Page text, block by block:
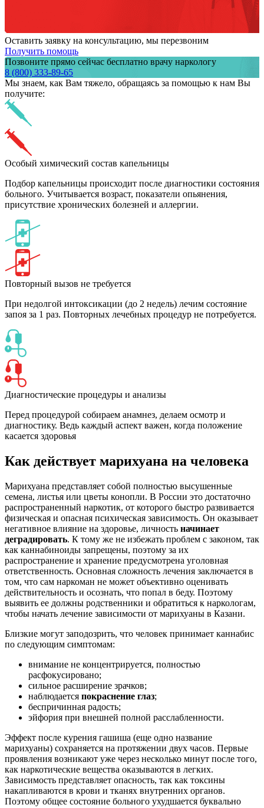
Оставить заявку на консультацию, мы перезвоним
Получить помощь
Позвоните прямо сейчас бесплатно врачу наркологу
8 (800) 333-89-65
Мы знаем, как Вам тяжело, обращаясь за помощью к нам Вы
получите:
Особый химический состав капельницы
Подбор капельницы происходит после диагностики состояния
больного. Учитывается возраст, показатели опьянения,
присутствие хронических болезней и аллергии.
Повторный вызов не требуется
При недолгой интоксикации (до 2 недель) лечим состояние
запоя за 1 раз. Повторных лечебных процедур не потребуется.
Диагностические процедуры и анализы
Перед процедурой собираем анамнез, делаем осмотр и
диагностику. Ведь каждый аспект важен, когда положение
касается здоровья
Как действует марихуана на человека
Марихуана представляет собой полностью высушенные
семена, листья или цветы конопли. В России это достаточно
распространенный наркотик, от которого быстро развивается
физическая и опасная психическая зависимость. Он оказывает
негативное влияние на здоровье, личность начинает
деградировать. К тому же не избежать проблем с законом, так
как каннабиноиды запрещены, поэтому за их
распространение и хранение предусмотрена уголовная
ответственность. Основная сложность лечения заключается в
том, что сам наркоман не может объективно оценивать
действительность и осознать, что попал в беду. Поэтому
выявить ее должны родственники и обратиться к наркологам,
чтобы начать лечение зависимости от марихуаны в Казани.
Близкие могут заподозрить, что человек принимает каннабис
по следующим симптомам:
внимание не концентрируется, полностью
расфокусировано;
сильное расширение зрачков;
наблюдается покраснение глаз;
беспричинная радость;
эйфория при внешней полной расслабленности.
Эффект после курения гашиша (еще одно название
марихуаны) сохраняется на протяжении двух часов. Первые
проявления возникают уже через несколько минут после того,
как наркотические вещества оказываются в легких.
Зависимость представляет опасность, так как токсины
накапливаются в крови и тканях внутренних органов.
Поэтому общее состояние больного ухудшается буквально